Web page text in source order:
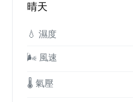
晴天
💧 濕度
🌬️ 風速
🌡️ 氣壓